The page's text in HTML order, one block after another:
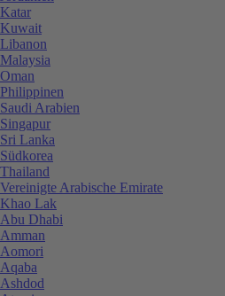
Katar
Kuwait
Libanon
Malaysia
Oman
Philippinen
Saudi Arabien
Singapur
Sri Lanka
Südkorea
Thailand
Vereinigte Arabische Emirate
Khao Lak
Abu Dhabi
Amman
Aomori
Aqaba
Ashdod